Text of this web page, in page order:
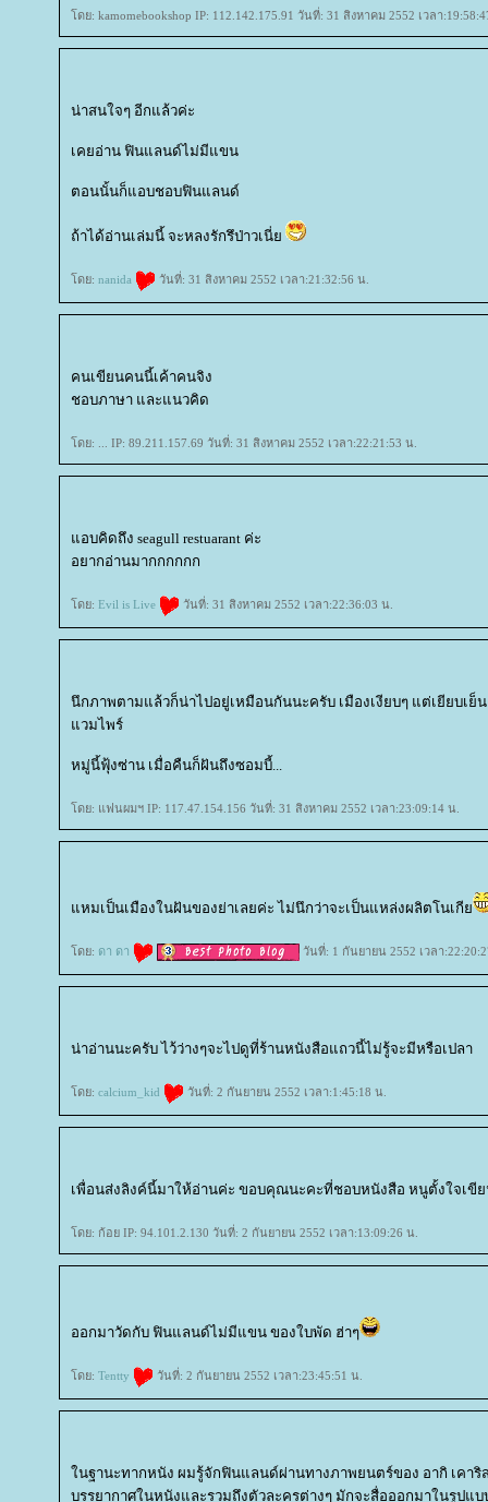
ดย: kamomebookshop IP: 112.142.175.91 วันที่: 31 สิงหาคม 2552 เวลา
น่าสนใจๆ อีกแล้วค่ะ
เคยอ่าน ฟินแลนด์ไม่มีแขน
ตอนนั้นก็แอบชอบฟินแลนด์
ถ้าได้อ่านเล่มนี้ จะหลงรักรึป่าวเนี่
ดย: nanida วันที่: 31 สิงหาคม 2552 เวลา:21:32:56 น.
คนเขียนคนนี้เค้าคนจิง
ชอบภาษา และแนวคิด
ดย: ... IP: 89.211.157.69 วันที่: 31 สิงหาคม 2552 เวลา:22:21:53 น.
อบคิดถึง seagull restuarant ค่ะ
อยากอ่านมากกกกกก
ดย: Evil is Live วันที่: 31 สิงหาคม 2552 เวลา:22:36:03 น.
นึกภาพตามแล้วก็น่าไปอยู่เหมือนกันนะครับ เมืองเงียบๆ แต่เยียบเย็
วมไพร์
หมู่นี้ฟุ้งซ่าน เมื่อคืนก็ฝันถึงซอมบี้...
ดย: แฟนผมฯ IP: 117.47.154.156 วันที่: 31 สิงหาคม 2552 เวลา:23:09:14 น.
หมเป็นเมืองในฝันของย่าเลยค่ะ ไม่นึกว่าจะเป็นแหล่งผลิตโนเกี
ดย: ดา ดา วันที่: 1 กันยายน 2552 เวลา
น่าอ่านนะครับ ไว้ว่างๆจะไปดูที่ร้านหนังสือแถวนี้ไม่รู้จะมีหรือเปลา
ดย: calcium_kid วันที่: 2 กันยายน 2552 เวลา:1:45:18 น.
เพื่อนส่งลิงค์นี้มาให้อ่านค่ะ ขอบคุณนะคะที่ชอบหนังสือ หนูตั้งใจเขีย
ดย: ก้อย IP: 94.101.2.130 วันที่: 2 กันยายน 2552 เวลา:13:09:26 น.
ออกมาวัดกับ ฟินแลนด์ไม่มีแขน ของใบพัด ฮ่าๆ
ดย: Tentty วันที่: 2 กันยายน 2552 เวลา:23:45:51 น.
นฐานะทากหนัง ผมรู้จักฟินแลนด์ผ่านทางภาพยนตร์ของ อากิ เคาริ
บรรยากาศในหนังและรวมถึงตัวละครต่างๆ มักจะสื่อออกมาในรูปแบ